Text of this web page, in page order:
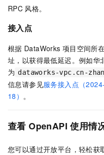
RPC 风格。
接入点
根据 DataWorks 项目空间所
址，以获得最低延迟。例如华
为 dataworks-vpc.cn-
信息请参见服务接入点（
18） 。
查看 OpenAPI 使用情
您可以通过开放平台，轻松获